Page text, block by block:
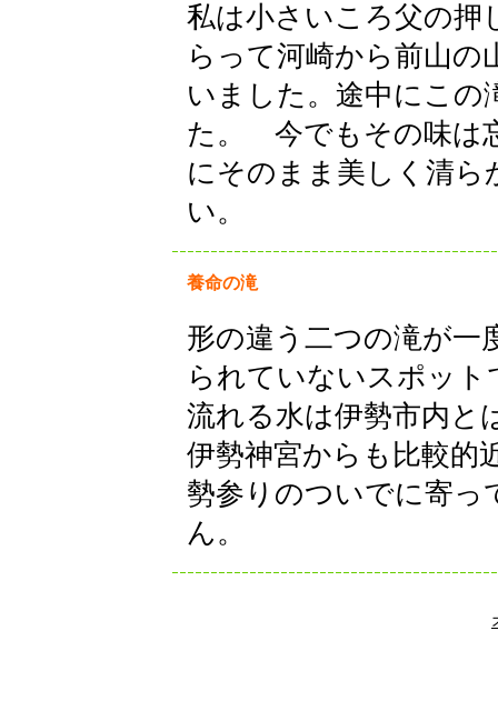
私は小さいころ父の押
らって河崎から前山
いました。途中にこ
た。 今でもその味は
にそのまま美しく清
い。
養命の滝
形の違う二つの滝が一
られていないスポット
流れる水は伊勢市内と
伊勢神宮からも比較的
勢参りのついでに寄
ん。